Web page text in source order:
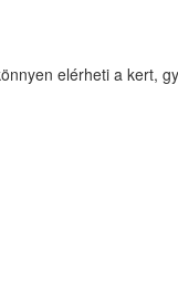
elérheti a kert,